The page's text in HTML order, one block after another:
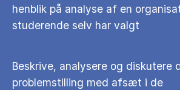
henblik på analyse af en
studerende selv har valgt
Beskrive, analysere og diskutere
problemstilling med afsæt i de